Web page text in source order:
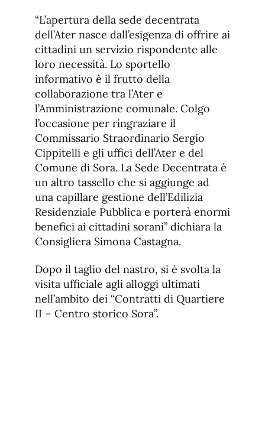
“L’apertura della sede decentrata
dell’Ater nasce dall’esigenza di offrire ai
cittadini un servizio rispondente alle
loro necessità. Lo sportello
informativo è il frutto della
collaborazione tra l’Ater e
l’Amministrazione comunale. Colgo
l’occasione per ringraziare il
Commissario Straordinario Sergio
Cippitelli e gli uffici dell’Ater e del
Comune di Sora. La Sede Decentrata è
un altro tassello che si aggiunge ad
una capillare gestione dell’Edilizia
Residenziale Pubblica e porterà enormi
benefici ai cittadini sorani” dichiara la
Consigliera Simona Castagna.
Dopo il taglio del nastro, si è svolta la
visita ufficiale agli alloggi ultimati
nell’ambito dei “Contratti di Quartiere
II – Centro storico Sora”.